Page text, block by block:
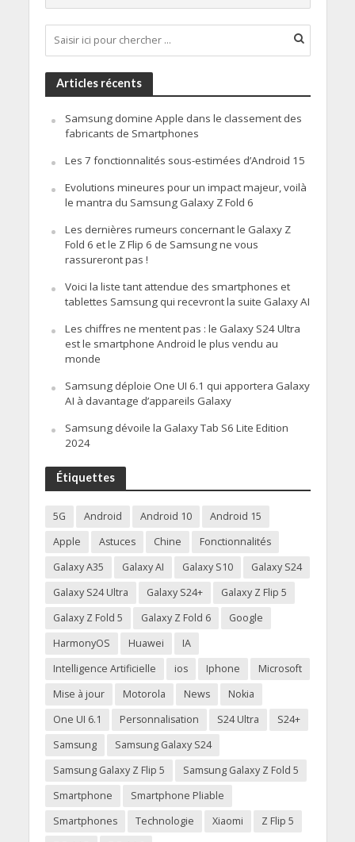
Articles récents
Samsung domine Apple dans le classement des
fabricants de Smartphones
Les 7 fonctionnalités sous-estimées d’Android 15
Evolutions mineures pour un impact majeur, voilà
le mantra du Samsung Galaxy Z Fold 6
Les dernières rumeurs concernant le Galaxy Z
Fold 6 et le Z Flip 6 de Samsung ne vous
rassureront pas !
Voici la liste tant attendue des smartphones et
tablettes Samsung qui recevront la suite Galaxy AI
Les chiffres ne mentent pas : le Galaxy S24 Ultra
est le smartphone Android le plus vendu au
monde
Samsung déploie One UI 6.1 qui apportera Galaxy
AI à davantage d’appareils Galaxy
Samsung dévoile la Galaxy Tab S6 Lite Edition
2024
Étiquettes
5G Android Android 10
Android 15
Apple
Astuces Chine
Fonctionnalités
Galaxy A35
Galaxy AI Galaxy S10
Galaxy S24
Galaxy S24 Ultra
Galaxy S24+
Galaxy Z Flip 5
Galaxy Z Fold 5
Galaxy Z Fold 6
Google
HarmonyOS
Huawei
IA
Intelligence Artificielle
ios Iphone
Microsoft
Mise à jour
Motorola News
Nokia
One UI 6.1
Personnalisation S24 Ultra
S24+
Samsung
Samsung Galaxy S24
Samsung Galaxy Z Flip 5
Samsung Galaxy Z Fold 5
Smartphone
Smartphone Pliable
Smartphones
Technologie Xiaomi
Z Flip 5